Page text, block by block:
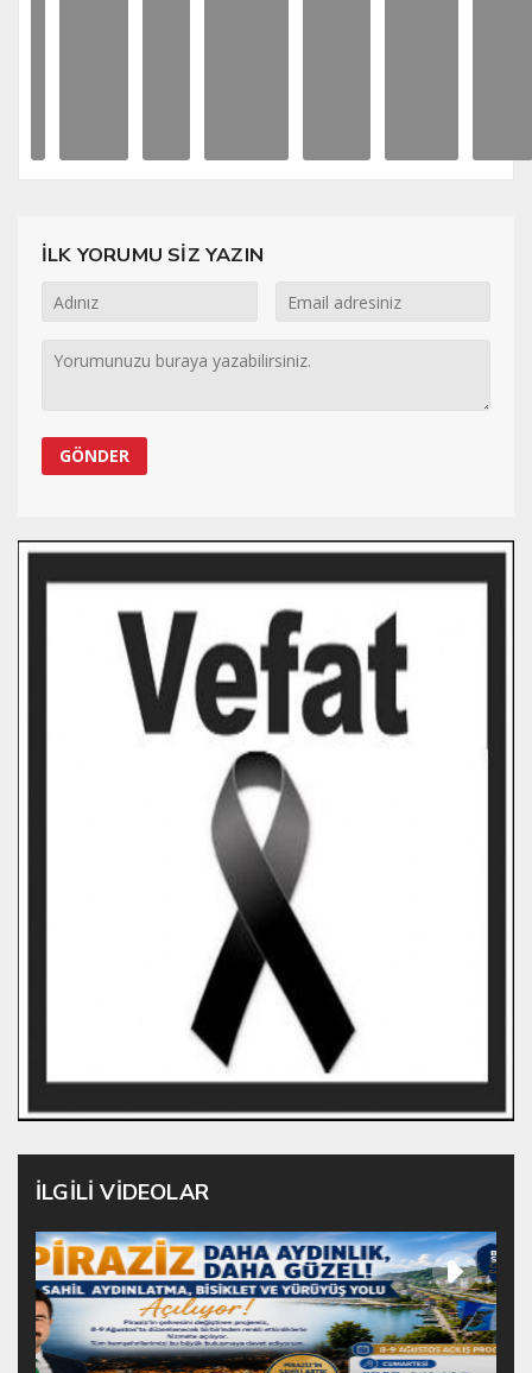
İLK YORUMU SİZ YAZIN
İLGİLİ VİDEOLAR